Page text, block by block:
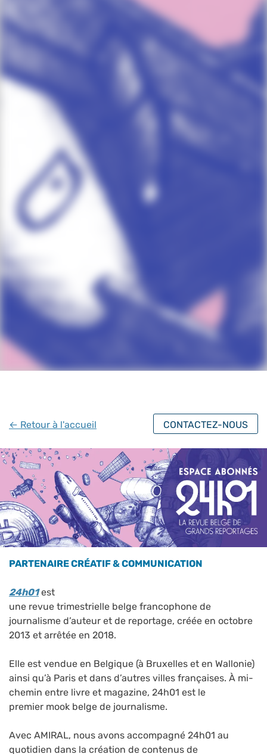
← Retour à l'accueil CONTACTEZ-NOUS
PARTENAIRE CRÉATIF & COMMUNICATION
24h01est
une revue trimestrielle belge francophone de
journalisme d’auteur et de reportage, créée en octobre
2013 et arrêtée en 2018.
Elle est vendue en Belgique (à Bruxelles et en Wallonie)
ainsi qu’à Paris et dans d’autres villes françaises. À mi-
chemin entre livre et magazine, 24h01 est le
premier mook belge de journalisme.
Avec AMIRAL, nous avons accompagné 24h01 au
quotidien dans la création de contenus de